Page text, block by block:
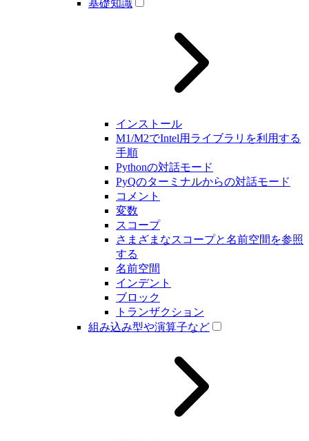
基礎知識
インストール
M1/M2でIntel用ライブラリを利用する
手順
Pythonの対話モード
PyQのターミナルからの対話モード
コメント
変数
スコープ
さまざまなスコープと名前空間を参照
する
名前空間
インデント
ブロック
トランザクション
組み込み型や演算子など